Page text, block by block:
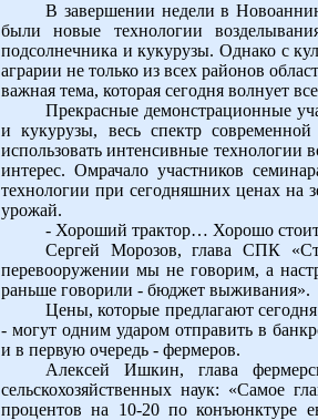
В завершении недели в
были новые технологии
подсолнечника и кукурузы. Однако с
аграрии не только из всех районов
важная тема, которая сегодня волнует
Прекрасные демонстрационные
и кукурузы, весь спектр современной
использовать интенсивные технологии
интерес. Омрачало участников
технологии при сегодняшних ценах на
урожай.
- Хороший трактор… Хорошо
Сергей Морозов, глава СПК
перевооружении мы не говорим, а
раньше говорили - бюджет выживания».
Цены, которые предлагают
- могут одним ударом отправить в
и в первую очередь - фермеров.
Алексей Ишкин, глава
сельскохозяйственных наук: «Самое
процентов на 10-20 по конъюнктуре